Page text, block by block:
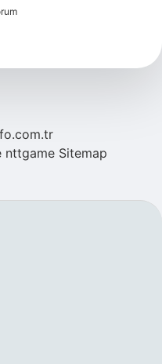
nttgame Sitemap